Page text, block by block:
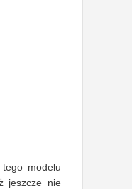
modelu
jeszcze nie